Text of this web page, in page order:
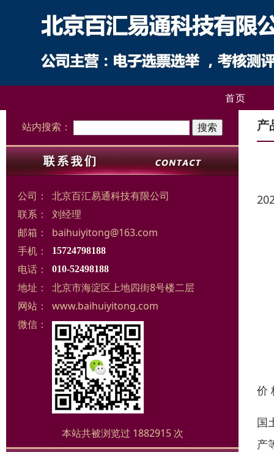
首页
站内搜索：
公司：
北京百汇易通科技有限公司
联系：
刘经理
邮箱：
baihuiyitong@163.com
手机：
15724798188
电话： 010-52498188
地址：
北京市海淀区上地四街8号楼二层
网站：
www.baihuiyitong.com
微信：
本站共被浏览过 1882915 次
产
价
国
产